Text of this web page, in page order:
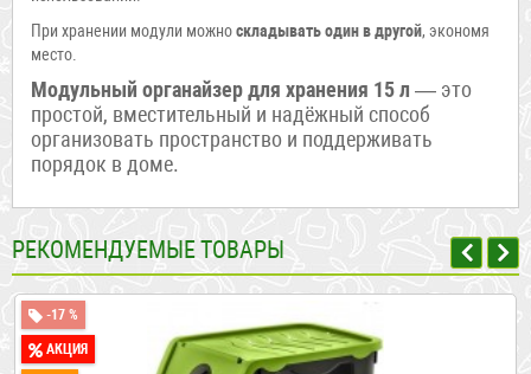
При хранении модули можноскладывать один в другой, экономя
место.
Модульный органайзер для хранения 15 л — это
простой, вместительный и надёжный способ
организовать пространство и поддерживать
порядок в доме.
РЕКОМЕНДУЕМЫЕ ТОВАРЫ
-17 %
АКЦИЯ